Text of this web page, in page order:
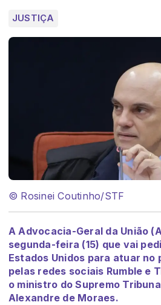
JUSTIÇA
© Rosinei Coutinho/STF
A Advocacia-Geral da União
segunda-feira (15) que vai
Estados Unidos para atuar no
pelas redes sociais Rumble e
o ministro do Supremo
Alexandre de Moraes.